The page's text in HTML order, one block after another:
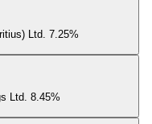
Ltd. 7.25%
Ltd. 8.45%